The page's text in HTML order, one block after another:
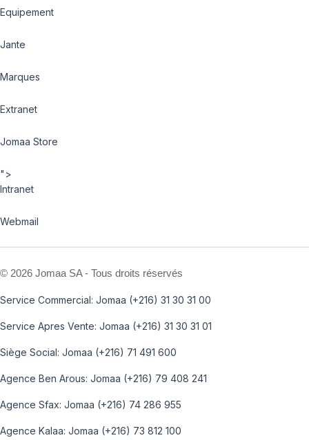
Equipement
Jante
Marques
Extranet
Jomaa Store
">
Intranet
Webmail
© 2026 Jomaa SA - Tous droits réservés
Service Commercial: Jomaa (+216) 31 30 31 00
Service Apres Vente: Jomaa (+216) 31 30 31 01
Siège Social: Jomaa (+216) 71 491 600
Agence Ben Arous: Jomaa (+216) 79 408 241
Agence Sfax: Jomaa (+216) 74 286 955
Agence Kalaa: Jomaa (+216) 73 812 100